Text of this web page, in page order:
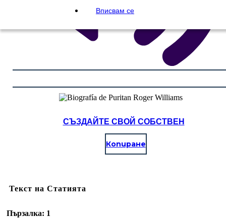
Вписвам се
СЪЗДАЙТЕ СВОЙ СОБСТВЕН
Копиране
Текст на Статията
Пързалка: 1